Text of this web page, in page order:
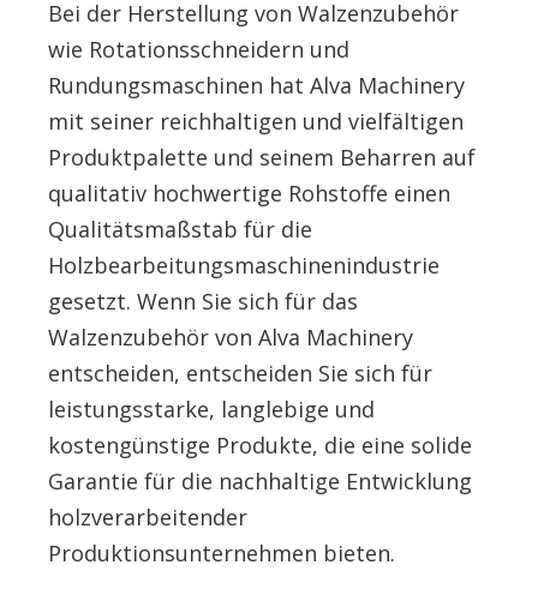
Bei der Herstellung von Walzenzubehör
wie Rotationsschneidern und
Rundungsmaschinen hat Alva Machinery
mit seiner reichhaltigen und vielfältigen
Produktpalette und seinem Beharren auf
qualitativ hochwertige Rohstoffe einen
Qualitätsmaßstab für die
Holzbearbeitungsmaschinenindustrie
gesetzt. Wenn Sie sich für das
Walzenzubehör von Alva Machinery
entscheiden, entscheiden Sie sich für
leistungsstarke, langlebige und
kostengünstige Produkte, die eine solide
Garantie für die nachhaltige Entwicklung
holzverarbeitender
Produktionsunternehmen bieten.